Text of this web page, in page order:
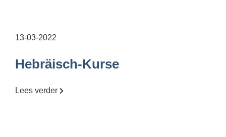
13-03-2022
Hebräisch-Kurse
Lees verder